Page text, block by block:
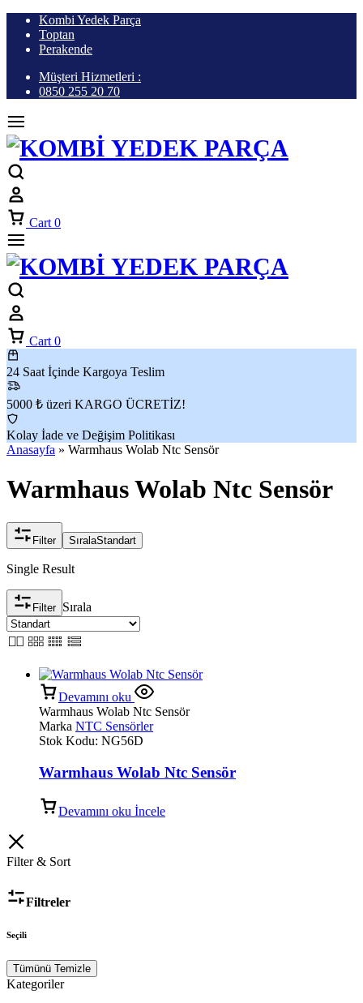
Kombi Yedek Parça
Toptan
Perakende
Müşteri Hizmetleri :
0850 255 20 70
Cart 0
Cart 0
24 Saat İçinde Kargoya Teslim
5000 ₺ üzeri KARGO ÜCRETİZ!
Kolay İade ve Değişim Politikası
Anasayfa » Warmhaus Wolab Ntc Sensör
Warmhaus Wolab Ntc Sensör
Filter SıralaStandart
Single Result
Filter Sırala
Devamını oku
Warmhaus Wolab Ntc Sensör
Marka NTC Sensörler
Stok Kodu: NG56D
Warmhaus Wolab Ntc Sensör
Devamını oku İncele
Filter & Sort
Filtreler
Seçili
Tümünü Temizle
Kategoriler